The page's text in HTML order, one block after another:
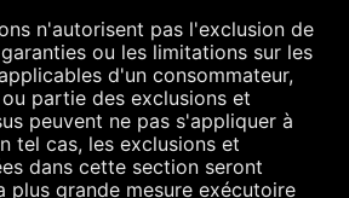
n'autorisent pas l'exclusion de
ou les limitations sur les
d'un consommateur,
partie des exclusions et
peuvent ne pas s'appliquer à
tel cas, les exclusions et
dans cette section seront
plus grande mesure exécutoire